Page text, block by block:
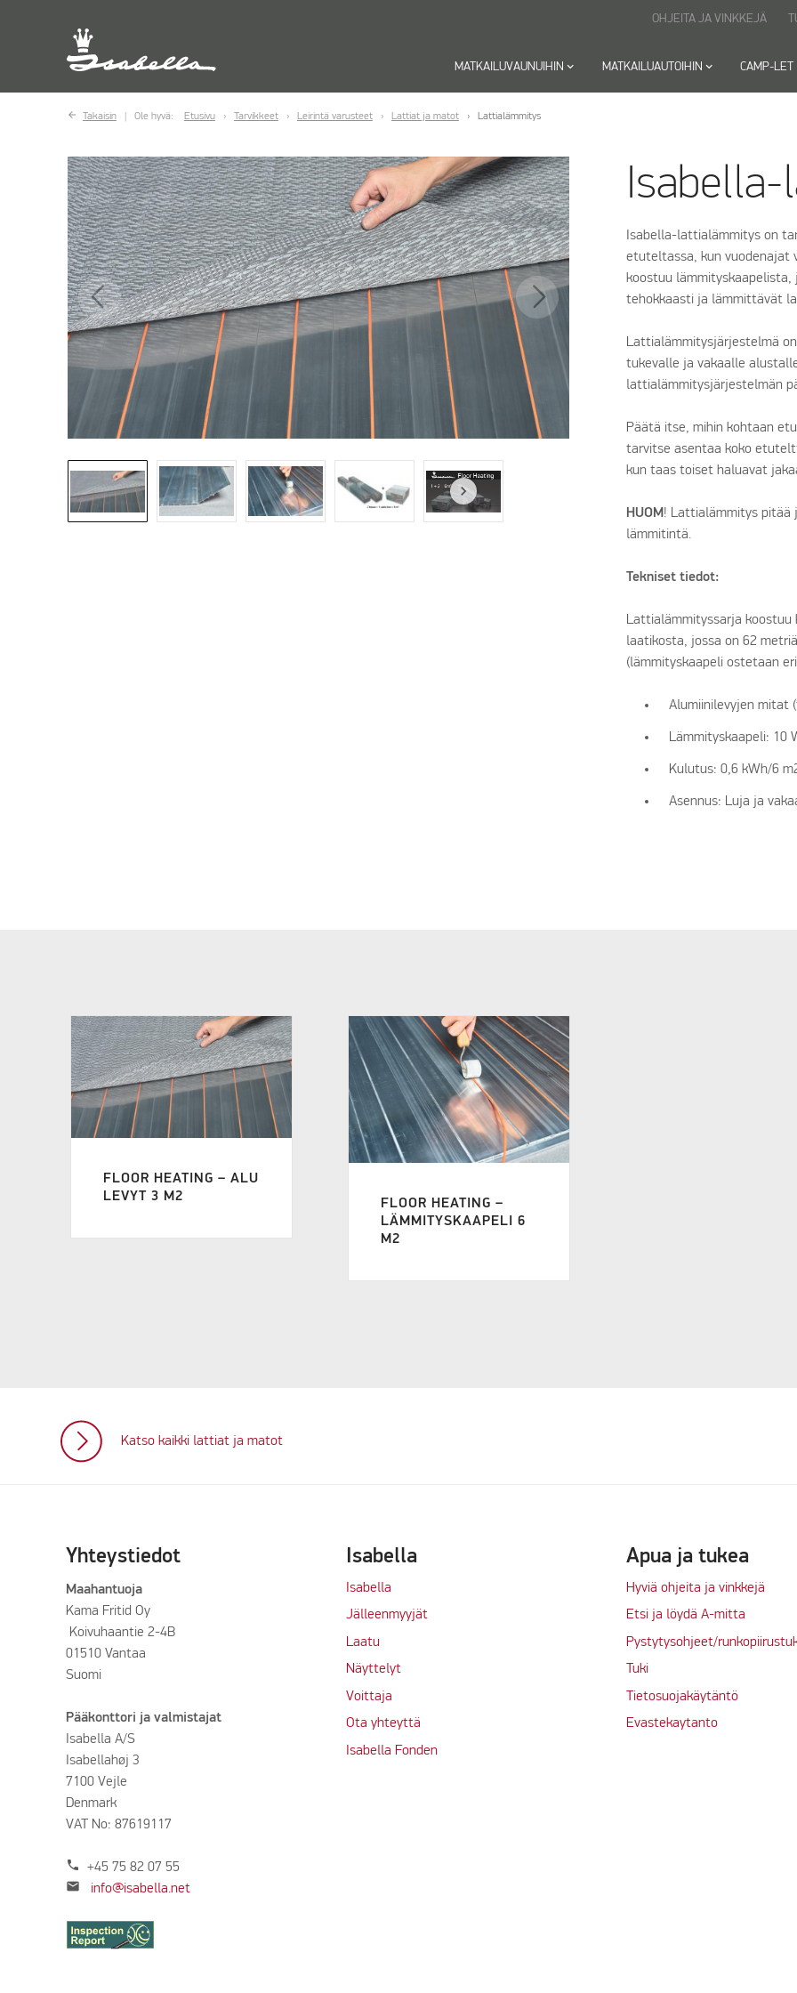
MATKAILUVAUNUIHIN keyboard_arrow_down MATKAILUAUTOIHIN keyboard_arrow_down CAMP-LET
OHJEITA JA VINKKEJÄ
Takaisin Ole hyvä: Etusivu Tarvikkeet Leirintä varusteet Lattiat ja matot Lattialämmitys
Isabella-lattialämmitys on
etuteltassa, kun vuodenajat
koostuu
tehokkaasti ja lämmittävät
Lattialämmitysjärjestelmä
tukevalle ja vakaalle
lattialämmitysjärjestelmän
Päätä itse, mihin kohtaan
tarvitse asentaa koko
kun taas toiset haluavat
HUOM! Lattialämmitys pitää
lämmitintä.
Tekniset tiedot:
Lattialämmityssarja koostuu
laatikosta, jossa on 62
(lämmityskaapeli ostetaan
Alumiinilevyjen mitat
Lämmityskaapeli: 10
Kulutus: 0,6 kWh/6
Asennus: Luja ja
FLOOR HEATING – ALU
LEVYT 3 M2
FLOOR HEATING –
LÄMMITYSKAAPELI 6
M2
Katso kaikki lattiat ja matot
Yhteystiedot
Maahantuoja
Kama Fritid Oy
Koivuhaantie 2-4B
01510 Vantaa
Suomi
Pääkonttori ja valmistajat
Isabella A/S
Isabellahøj 3
7100 Vejle
Denmark
VAT No: 87619117
phone +45 75 82 07 55
mail info@isabella.net
Isabella
Isabella
Jälleenmyyjät
Laatu
Näyttelyt
Voittaja
Ota yhteyttä
Isabella Fonden
Apua ja tukea
Hyviä ohjeita ja vinkkejä
Etsi ja löydä A-mitta
Pystytysohjeet/
Tuki
Tietosuojakäytäntö
Evastekaytanto